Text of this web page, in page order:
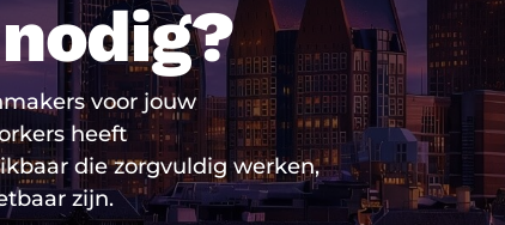
voor jouw
heeft
die zorgvuldig werken,
zijn.